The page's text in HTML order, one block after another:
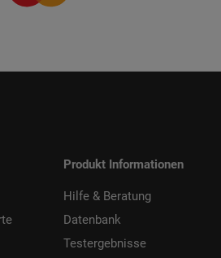
Produkt Informationen
Hilfe & Beratung
Datenbank
Testergebnisse